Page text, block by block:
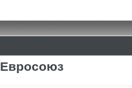
Евросоюз